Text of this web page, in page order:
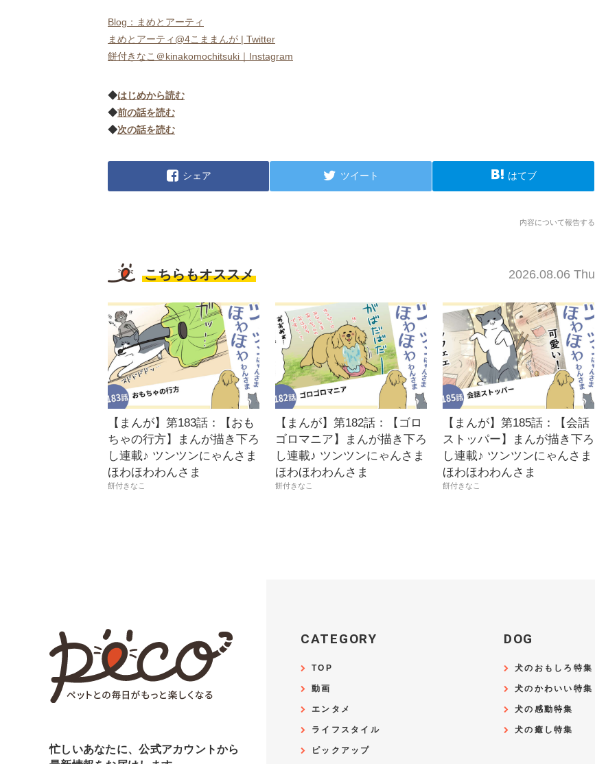
Blog：まめとアーティ
まめとアーティ@4こままんが | Twitter
餅付きなこ＠kinakomochitsuki｜Instagram
◆はじめから読む
◆前の話を読む
◆次の話を読む
シェア ツイート はてブ
内容について報告する
こちらもオススメ 2026.08.06 Thu
【まんが】第183話：【おも
ちゃの行方】まんが描き下ろ
し連載♪ ツンツンにゃんさま
ほわほわわんさま
餅付きなこ
【まんが】第182話：【ゴロ
ゴロマニア】まんが描き下ろ
し連載♪ ツンツンにゃんさま
ほわほわわんさま
餅付きなこ
【まんが】第185話：【会話
ストッパー】まんが描き下ろ
し連載♪ ツンツンにゃんさま
ほわほわわんさま
餅付きなこ
忙しいあなたに、公式アカウントから
CATEGORY
TOP
動画
エンタメ
ライフスタイル
ピックアップ
DOG
犬のおもしろ特集
犬のかわいい特集
犬の感動特集
犬の癒し特集